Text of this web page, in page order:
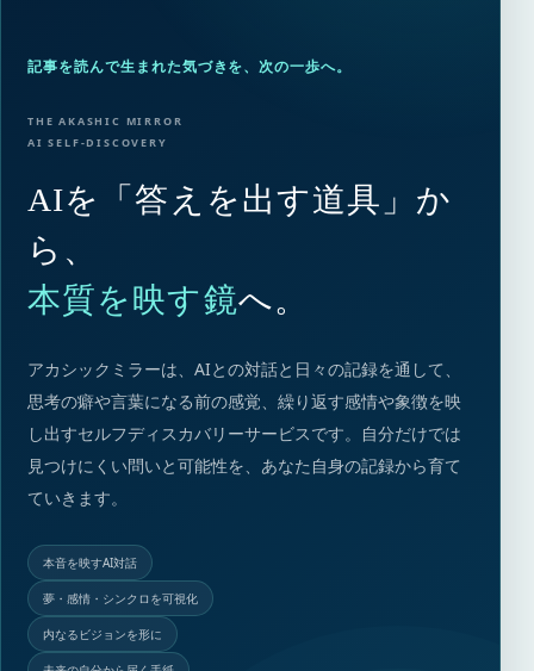
記事を読んで生まれた気づきを、次の一歩へ。
THE AKASHIC MIRROR
AI SELF-DISCOVERY
AIを「答えを出す道具」か
ら、
本質を映す鏡へ。
アカシックミラーは、AIとの対話と日々の記録を通して、
思考の癖や言葉になる前の感覚、繰り返す感情や象徴を映
し出すセルフディスカバリーサービスです。自分だけでは
見つけにくい問いと可能性を、あなた自身の記録から育て
ていきます。
本音を映すAI対話
夢・感情・シンクロを可視化
内なるビジョンを形に